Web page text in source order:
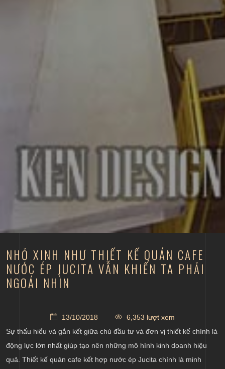
NHỎ XINH NHƯ THIẾT KẾ QUÁN CAFE
NƯỚC ÉP JUCITA VẪN KHIẾN TA PHẢI
NGOÁI NHÌN
13/10/2018
6,353 lượt xem
Sự thấu hiểu và gắn kết giữa chủ đầu tư và đơn vị thiết kế chính là
động lực lớn nhất giúp tạo nên những mô hình kinh doanh hiệu
quả. Thiết kế quán cafe kết hợp nước ép Jucita chính là minh